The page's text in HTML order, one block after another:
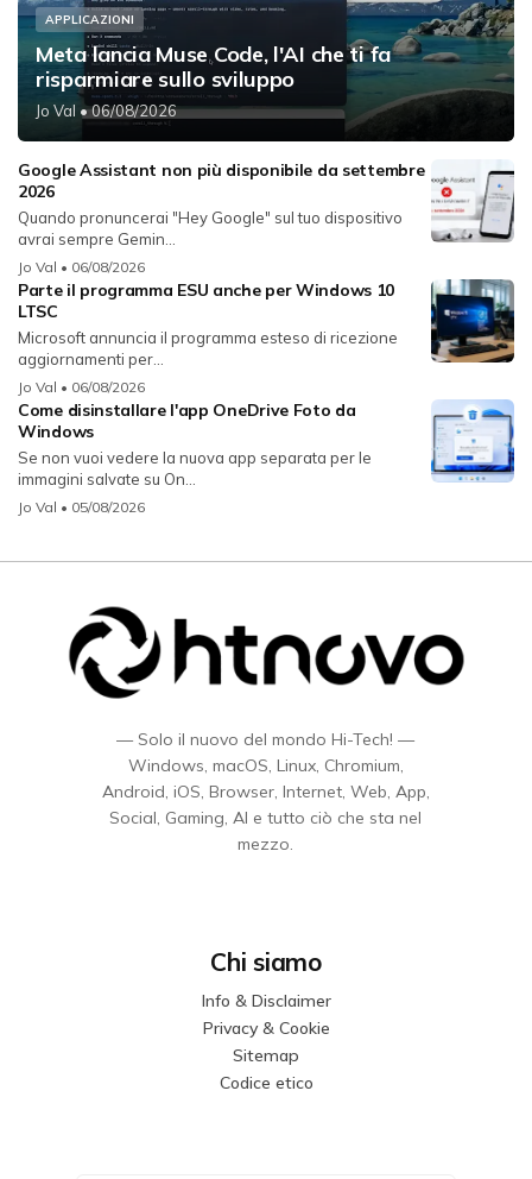
APPLICAZIONI
Meta lancia Muse Code, l'AI che ti fa
risparmiare sullo sviluppo
Jo Val • 06/08/2026
Google Assistant non più disponibile da settembre
2026
Quando pronuncerai "Hey Google" sul tuo dispositivo
avrai sempre Gemin...
Jo Val • 06/08/2026
Parte il programma ESU anche per Windows 10
LTSC
Microsoft annuncia il programma esteso di ricezione
aggiornamenti per...
Jo Val • 06/08/2026
Come disinstallare l'app OneDrive Foto da
Windows
Se non vuoi vedere la nuova app separata per le
immagini salvate su On...
Jo Val • 05/08/2026
— Solo il nuovo del mondo Hi-Tech! —
Windows, macOS, Linux, Chromium,
Android, iOS, Browser, Internet, Web, App,
Social, Gaming, AI e tutto ciò che sta nel
mezzo.
Chi siamo
Info & Disclaimer
Privacy & Cookie
Sitemap
Codice etico